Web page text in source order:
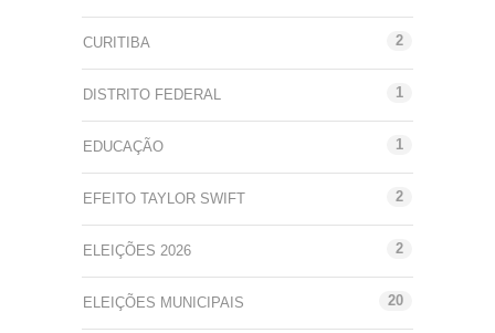
CURITIBA 2
DISTRITO FEDERAL 1
EDUCAÇÃO 1
EFEITO TAYLOR SWIFT 2
ELEIÇÕES 2026 2
ELEIÇÕES MUNICIPAIS 20